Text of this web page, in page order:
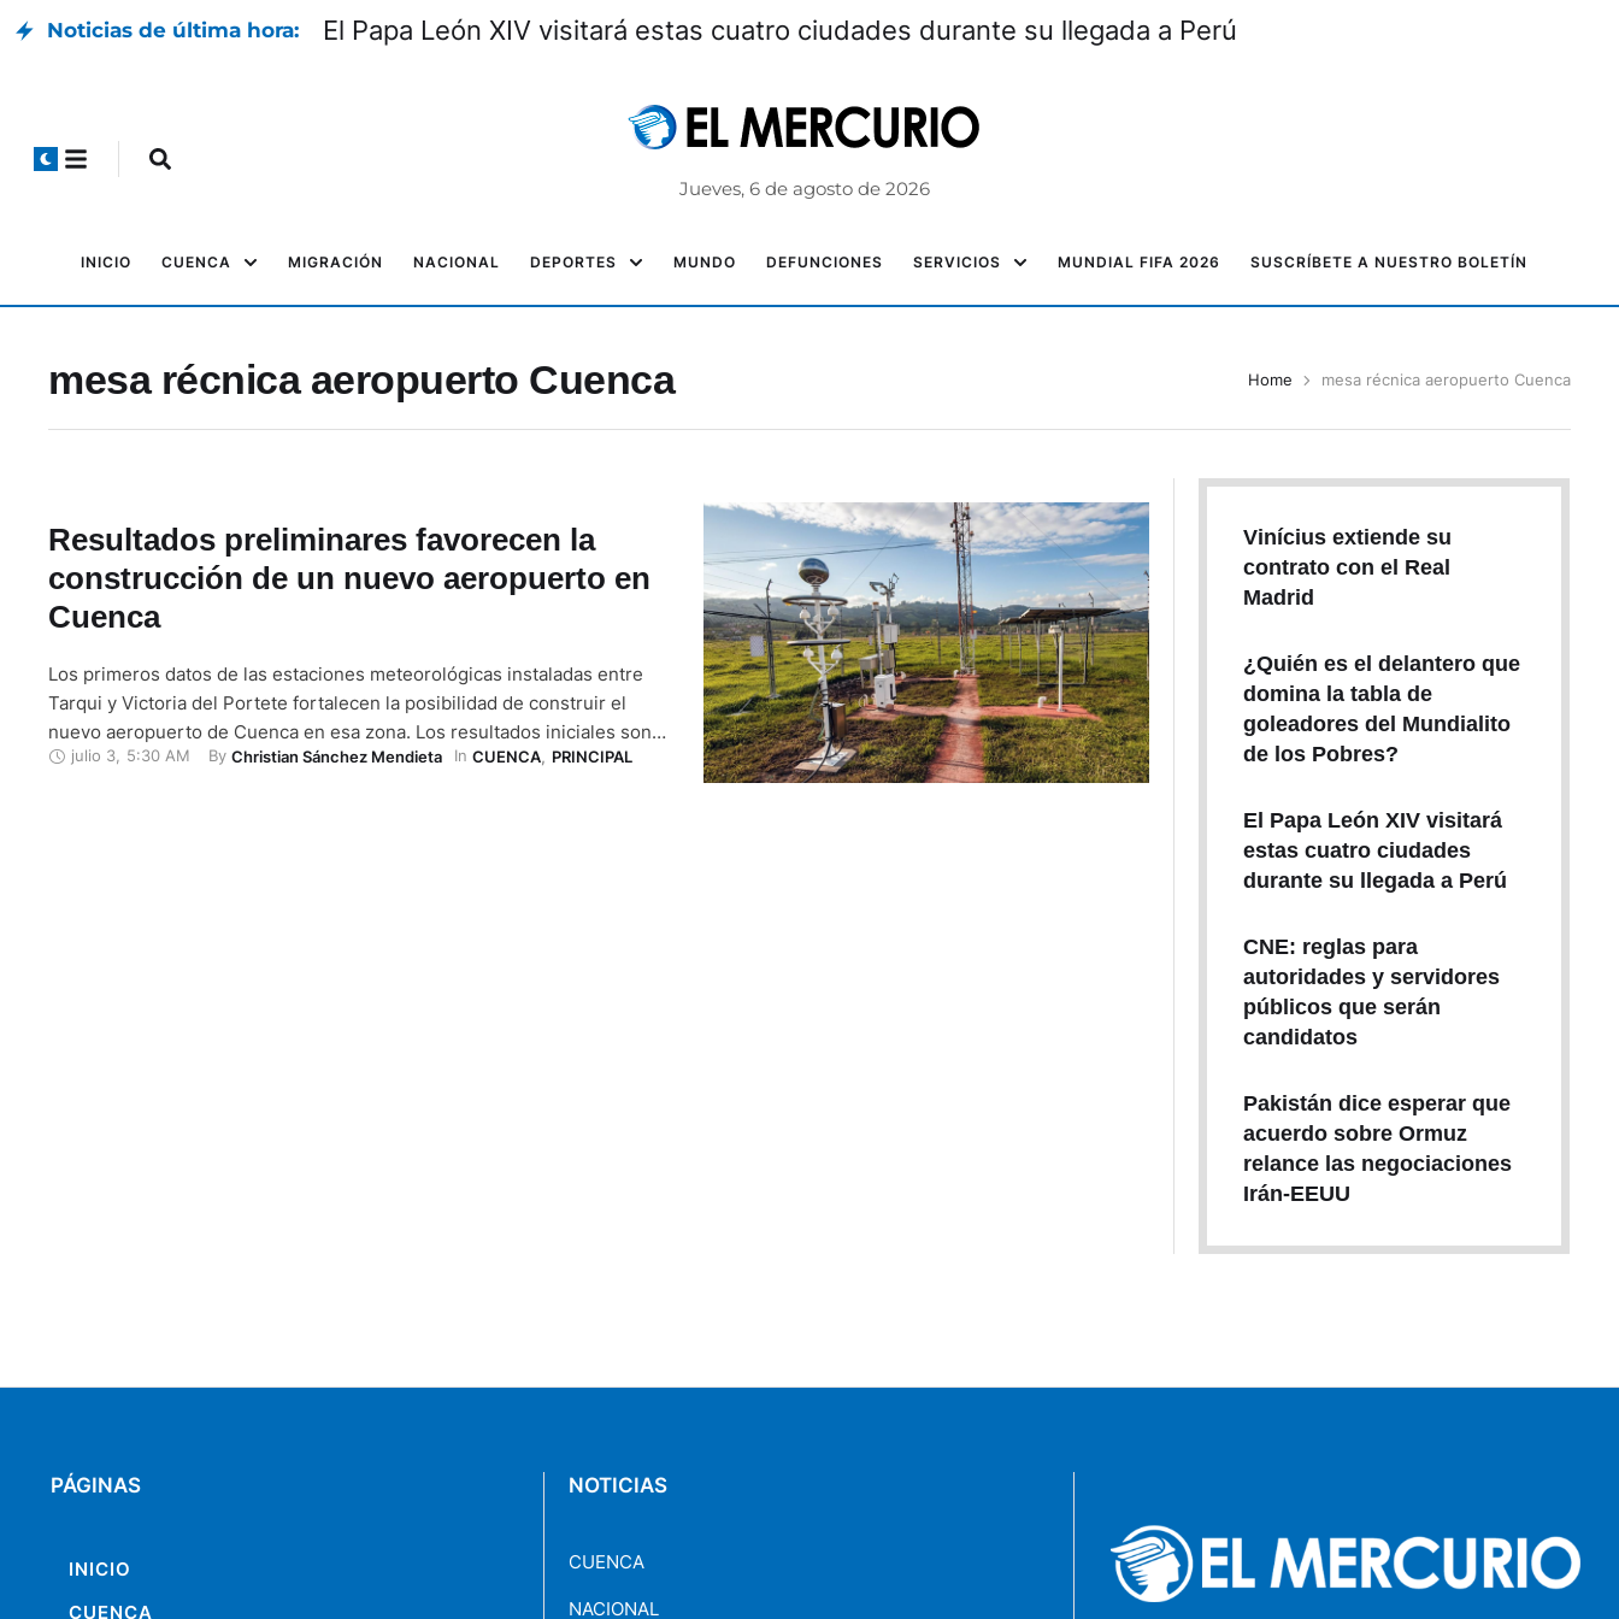
Noticias de última hora: El Papa León XIV visitará estas cuatro ciudades durante su llegada a Perú
Jueves, 6 de agosto de 2026
INICIO CUENCA MIGRACIÓN NACIONAL DEPORTES MUNDO DEFUNCIONES SERVICIOS MUNDIAL FIFA 2026 SUSCRÍBETE A NUESTRO BOLETÍN
mesa récnica aeropuerto Cuenca Home mesa récnica aeropuerto Cuenca
Resultados preliminares favorecen la
construcción de un nuevo aeropuerto en
Cuenca
Los primeros datos de las estaciones meteorológicas instaladas entre
Tarqui y Victoria del Portete fortalecen la posibilidad de construir el
nuevo aeropuerto de Cuenca en esa zona. Los resultados iniciales son
favorables. José Luis Aguilar, director de la Corporación Aeroportuaria
julio 3 5:30 AM By Christian Sánchez Mendieta In CUENCA, PRINCIPAL
Vinícius extiende su
contrato con el Real
Madrid
¿Quién es el delantero que
domina la tabla de
goleadores del Mundialito
de los Pobres?
El Papa León XIV visitará
estas cuatro ciudades
durante su llegada a Perú
CNE: reglas para
autoridades y servidores
públicos que serán
candidatos
Pakistán dice esperar que
acuerdo sobre Ormuz
relance las negociaciones
Irán-EEUU
PÁGINAS
INICIO
CUENCA
NOTICIAS
CUENCA
NACIONAL